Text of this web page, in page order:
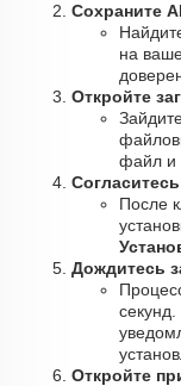
Сохраните
на
Откройте
файл и
После
Дождитесь
Откройте